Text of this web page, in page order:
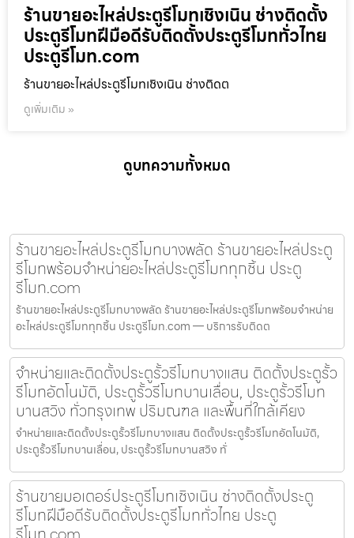
ร้านขายอะไหล่ประตูรีโมทเชิงเนิน ช่างติดตั้ง
ประตูรีโมทฝีมือดีรับติดตั้งประตูรีโมททั่วไทย
ประตูรีโมท.com
ร้านขายอะไหล่ประตูรีโมทเชิงเนิน ช่างติดต
ดูเพิ่มเติม »
ดูบทความทั้งหมด
ร้านขายอะไหล่ประตูรีโมทบางพลัด ร้านขายอะไหล่ประตู
รีโมทพร้อมจำหน่ายอะไหล่ประตูรีโมททุกชิ้น ประตู
รีโมท.com
ร้านขายอะไหล่ประตูรีโมทบางพลัด ร้านขายอะไหล่ประตูรีโมทพร้อมจำหน่าย
อะไหล่ประตูรีโมททุกชิ้น ประตูรีโมท.com — บริการรับติดต
จำหน่ายและติดตั้งประตูรั้วรีโมทบางแสน ติดตั้งประตูรั้ว
รีโมทอัตโนมัติ, ประตูรั้วรีโมทบานเลื่อน, ประตูรั้วรีโมท
บานสวิง ทั่วกรุงเทพ ปริมณฑล และพื้นที่ใกล้เคียง
จำหน่ายและติดตั้งประตูรั้วรีโมทบางแสน ติดตั้งประตูรั้วรีโมทอัตโนมัติ,
ประตูรั้วรีโมทบานเลื่อน, ประตูรั้วรีโมทบานสวิง ทั่
ร้านขายมอเตอร์ประตูรีโมทเชิงเนิน ช่างติดตั้งประตู
รีโมทฝีมือดีรับติดตั้งประตูรีโมททั่วไทย ประตู